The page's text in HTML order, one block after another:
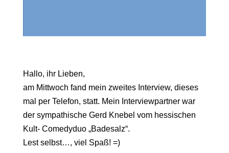
Hallo, ihr Lieben,
am Mittwoch fand mein zweites Interview, dieses
mal per Telefon, statt. Mein Interviewpartner war
der sympathische Gerd Knebel vom hessischen
Kult- Comedyduo „Badesalz“.
Lest selbst…, viel Spaß! =)